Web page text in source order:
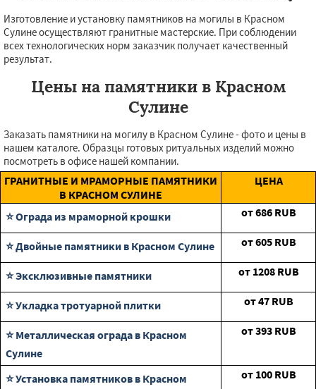
Изготовление и установку памятников на могилы в Красном
Сулине осуществляют гранитные мастерские. При соблюдении
всех технологических норм заказчик получает качественный
результат.
Цены на памятники в Красном
Сулине
Заказать памятники на могилу в Красном Сулине - фото и цены в
нашем каталоге. Образцы готовых ритуальных изделий можно
посмотреть в офисе нашей компании.
ГРАНИТНЫЕ И МРАМОРНЫЕ ПАМЯТНИКИ
В КРАСНОМ СУЛИНЕ
ЦЕНА
⭐ Ограда из мраморной крошки от686 RUB
⭐ Двойные памятники в Красном Сулине от605 RUB
⭐ Эксклюзивные памятники от 1208 RUB
⭐ Укладка тротуарной плитки от47 RUB
⭐ Металлическая ограда в Красном
Сулине
от393 RUB
⭐ Установка памятников в Красном
от 100 RUB